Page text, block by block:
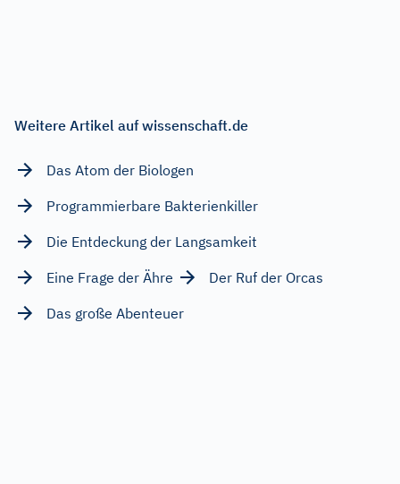
Weitere Artikel auf wissenschaft.de
Das Atom der Biologen
Programmierbare Bakterienkiller
Die Entdeckung der Langsamkeit
Eine Frage der Ähre
Der Ruf der Orcas
Das große Abenteuer